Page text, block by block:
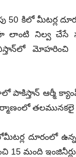
50 కిలో మీటర్ల
లాంటి నిల్వ చేసే
ఆర్మీ
నిర్మాణంలో తలమునకలై
దూరంలో
15 మంది